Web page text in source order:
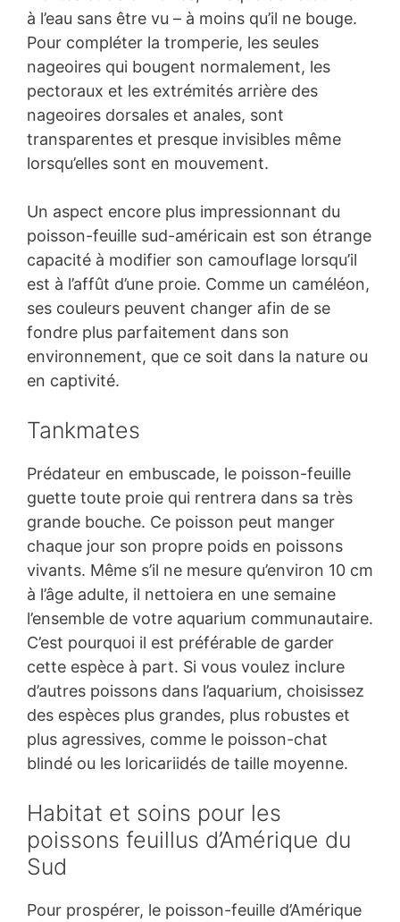
à l’eau sans être vu – à moins qu’il ne bouge.
Pour compléter la tromperie, les seules
nageoires qui bougent normalement, les
pectoraux et les extrémités arrière des
nageoires dorsales et anales, sont
transparentes et presque invisibles même
lorsqu’elles sont en mouvement.
Un aspect encore plus impressionnant du
poisson-feuille sud-américain est son étrange
capacité à modifier son camouflage lorsqu’il
est à l’affût d’une proie. Comme un caméléon,
ses couleurs peuvent changer afin de se
fondre plus parfaitement dans son
environnement, que ce soit dans la nature ou
en captivité.
Tankmates
Prédateur en embuscade, le poisson-feuille
guette toute proie qui rentrera dans sa très
grande bouche. Ce poisson peut manger
chaque jour son propre poids en poissons
vivants. Même s’il ne mesure qu’environ 10 cm
à l’âge adulte, il nettoiera en une semaine
l’ensemble de votre aquarium communautaire.
C’est pourquoi il est préférable de garder
cette espèce à part. Si vous voulez inclure
d’autres poissons dans l’aquarium, choisissez
des espèces plus grandes, plus robustes et
plus agressives, comme le poisson-chat
blindé ou les loricariidés de taille moyenne.
Habitat et soins pour les
poissons feuillus d’Amérique du
Sud
Pour prospérer, le poisson-feuille d’Amérique